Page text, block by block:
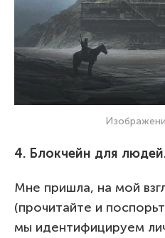
4. Блокчейн для
Мне пришла, на мой
(прочитайте и
мы идентифицируем